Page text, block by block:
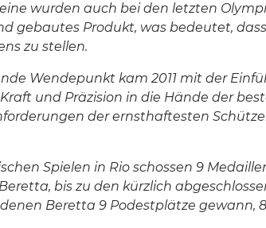
wurden auch bei den letzten
gebautes Produkt, was bedeutet,
zu stellen.
Wendepunkt kam 2011 mit der
und Präzision in die Hände der
der ernsthaftesten
Spielen in Rio schossen 9
bis zu den kürzlich
Beretta 9 Podestplätze gewann,